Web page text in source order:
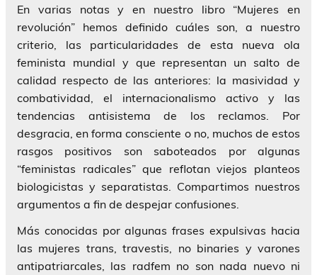
En varias notas y en nuestro libro “Mujeres en
revolución” hemos definido cuáles son, a nuestro
criterio, las particularidades de esta nueva ola
feminista mundial y que representan un salto de
calidad respecto de las anteriores: la masividad y
combatividad, el internacionalismo activo y las
tendencias antisistema de los reclamos. Por
desgracia, en forma consciente o no, muchos de estos
rasgos positivos son saboteados por algunas
“feministas radicales” que reflotan viejos planteos
biologicistas y separatistas. Compartimos nuestros
argumentos a fin de despejar confusiones.
Más conocidas por algunas frases expulsivas hacia
las mujeres trans, travestis, no binaries y varones
antipatriarcales, las radfem no son nada nuevo ni